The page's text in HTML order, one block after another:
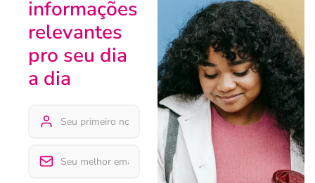
informações
relevantes
pro seu dia
a dia